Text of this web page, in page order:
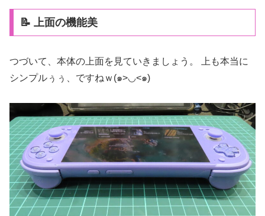
📝 上面の機能美
つづいて、本体の上面を見ていきましょう。 上も本当に
シンプルぅぅ、ですねｗ(๑>◡<๑)